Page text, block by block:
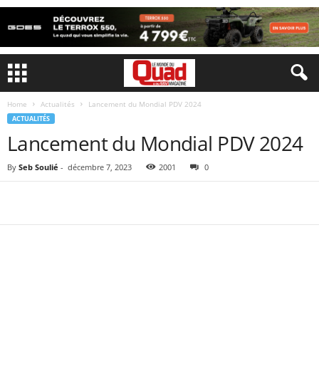
Home Actualités Lancement du Mondial PDV 2024
ACTUALITÉS
Lancement du Mondial PDV 2024
By Seb Soulié - décembre 7, 2023 2001 0